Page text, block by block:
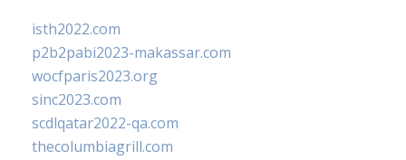
isth2022.com
p2b2pabi2023-makassar.com
wocfparis2023.org
sinc2023.com
scdlqatar2022-qa.com
thecolumbiagrill.com